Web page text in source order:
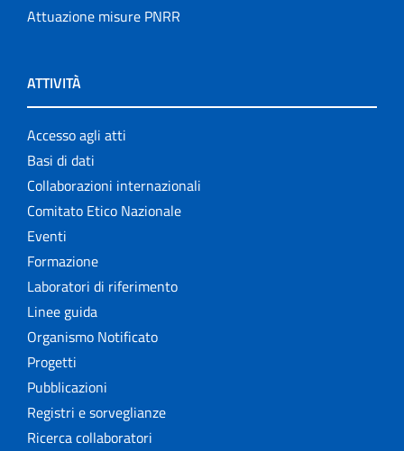
Attuazione misure PNRR
ATTIVITÀ
Accesso agli atti
Basi di dati
Collaborazioni internazionali
Comitato Etico Nazionale
Eventi
Formazione
Laboratori di riferimento
Linee guida
Organismo Notificato
Progetti
Pubblicazioni
Registri e sorveglianze
Ricerca collaboratori